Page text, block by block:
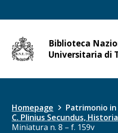
Biblioteca
Universitaria di
Site
OPAC
Homepage
Patrimonio
C. Plinius Secundus,
Miniatura n. 8 – f. 159v